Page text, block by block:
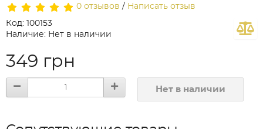
0 отзывов / Написать отзыв
Код: 100153
Наличие: Нет в наличии
349 грн
Нет в наличии